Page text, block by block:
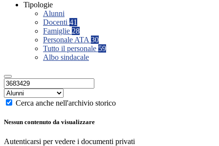
Tipologie
Alunni
Docenti 41
Famiglie 28
Personale ATA 30
Tutto il personale 59
Albo sindacale
Cerca anche nell'archivio storico
Nessun contenuto da visualizzare
Autenticarsi per vedere i documenti privati